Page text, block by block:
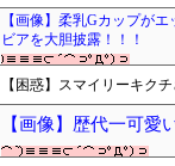
【画像】柔乳Gカップが
ビアを大胆披露！！！
【困惑】スマイリーキク
【画像】歴代一可愛